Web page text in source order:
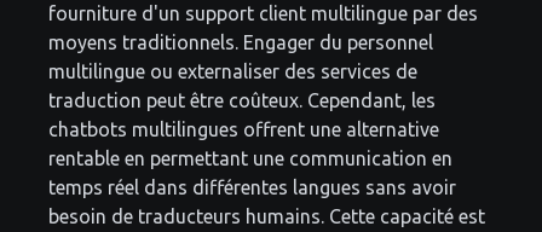
fourniture d'un support client multilingue par des
moyens traditionnels. Engager du personnel
multilingue ou externaliser des services de
traduction peut être coûteux. Cependant, les
chatbots multilingues offrent une alternative
rentable en permettant une communication en
temps réel dans différentes langues sans avoir
besoin de traducteurs humains. Cette capacité est